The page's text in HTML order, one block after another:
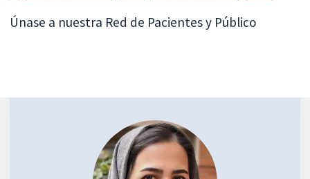
Únase a nuestra Red de Pacientes y Público